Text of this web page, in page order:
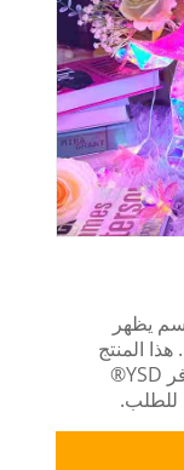
يظهر
المنتج
مصنوع من مواد آمنة وصديقة للبيئة. يوفر YSD®
للطلب.